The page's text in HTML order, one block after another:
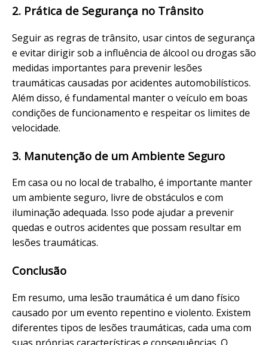
2. Prática de Segurança no Trânsito
Seguir as regras de trânsito, usar cintos de segurança
e evitar dirigir sob a influência de álcool ou drogas são
medidas importantes para prevenir lesões
traumáticas causadas por acidentes automobilísticos.
Além disso, é fundamental manter o veículo em boas
condições de funcionamento e respeitar os limites de
velocidade.
3. Manutenção de um Ambiente Seguro
Em casa ou no local de trabalho, é importante manter
um ambiente seguro, livre de obstáculos e com
iluminação adequada. Isso pode ajudar a prevenir
quedas e outros acidentes que possam resultar em
lesões traumáticas.
Conclusão
Em resumo, uma lesão traumática é um dano físico
causado por um evento repentino e violento. Existem
diferentes tipos de lesões traumáticas, cada uma com